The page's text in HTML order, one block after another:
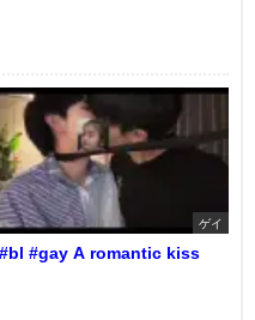
ゲイ
#bl #gay A romantic kiss